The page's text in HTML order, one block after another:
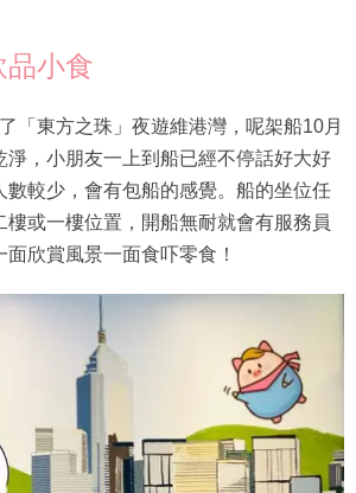
品小食
「東方之珠」夜遊維港灣，呢架船10月
淨，小朋友一上到船已經不停話好大好
數較少，會有包船的感覺。船的坐位任
樓或一樓位置，開船無耐就會有服務員
欣賞風景一面食吓零食！